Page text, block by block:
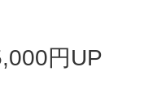
円UP